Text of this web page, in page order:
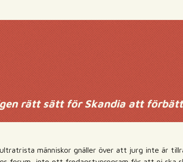
rätt sätt för Skandia att
människor gnäller över att jurg inte är